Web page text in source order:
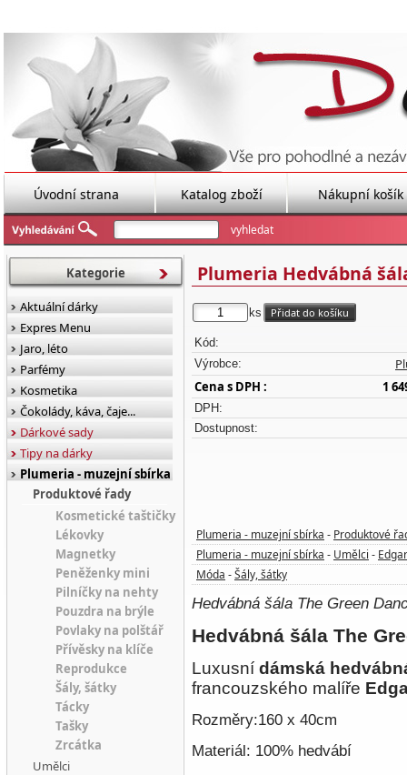
Úvodní strana Katalog zboží Nákupní košík
Plumeria Hedvábná
ks
Kód:
Výrobce:
Cena s DPH :
1
DPH:
Dostupnost:
Plumeria - muzejní sbírka - Produktové
Plumeria - muzejní sbírka - Umělci -
Móda - Šály, šátky
Hedvábná šála The Green
Hedvábná šála The
Luxusní dámská
francouzského malíře
Rozměry:160 x 40cm
Materiál: 100% hedvábí
Kategorie
Aktuální dárky
Expres Menu
Jaro, léto
Parfémy
Kosmetika
Čokolády, káva, čaje...
Dárkové sady
Tipy na dárky
Plumeria - muzejní sbírka
Produktové řady
Kosmetické taštičky
Lékovky
Magnetky
Peněženky mini
Pilníčky na nehty
Pouzdra na brýle
Povlaky na polštář
Přívěsky na klíče
Reprodukce
Šály, šátky
Tácky
Tašky
Zrcátka
Umělci